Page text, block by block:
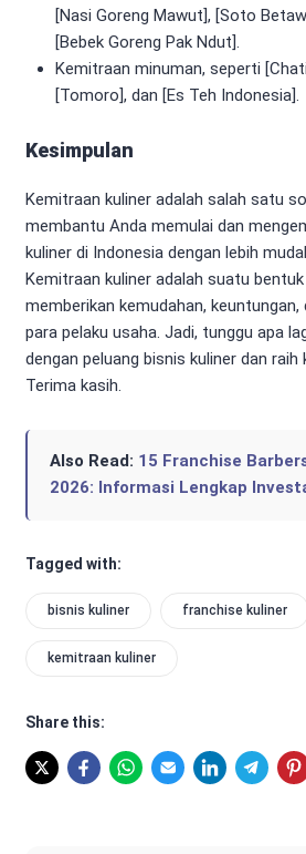
[Nasi Goreng Mawut], [Soto
[Bebek Goreng Pak Ndut].
Kemitraan minuman, seperti
[Tomoro], dan [Es Teh Indonesia].
Kesimpulan
Kemitraan kuliner adalah salah satu
membantu Anda memulai dan
kuliner di Indonesia dengan lebih
Kemitraan kuliner adalah suatu
memberikan kemudahan, keuntungan,
para pelaku usaha. Jadi, tunggu apa
dengan peluang bisnis kuliner dan raih
Terima kasih.
Also Read: 15 Franchise
2026: Informasi Lengkap
Tagged with:
bisnis kuliner franchise kuliner
kemitraan kuliner
Share this: